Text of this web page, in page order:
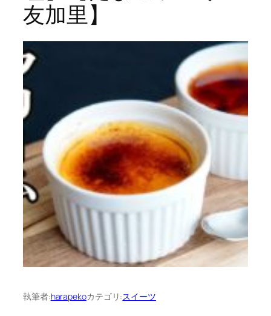
友加里】
執筆者:harapekoカテゴリ:スイーツ